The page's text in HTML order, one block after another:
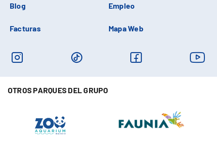
Blog Empleo
Facturas Mapa Web
OTROS PARQUES DEL GRUPO